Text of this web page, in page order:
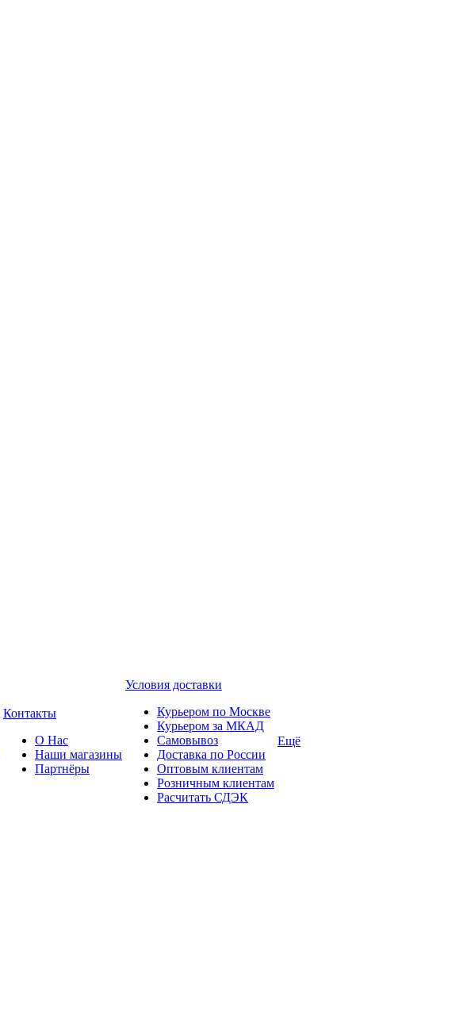
Контакты
О Нас
Наши магазины
Партнёры
Условия доставки
Курьером по Москве
Курьером за МКАД
Самовывоз
Доставка по России
Оптовым клиентам
Розничным клиентам
Расчитать СДЭК
Ещё